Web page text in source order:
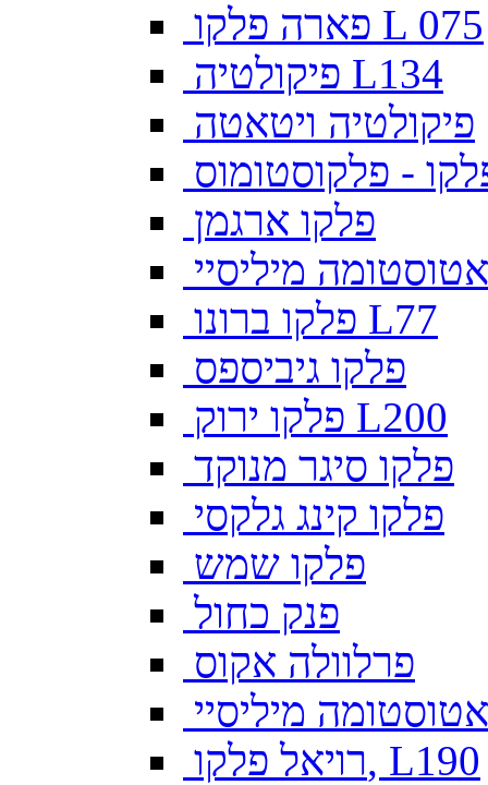
פארה פלקו L 075
פיקולטיה L134
פיקולטיה ויטאטה
- פלקוסטומוס
פלקו ארגמן
מיליסיי
פלקו ברונו L77
פלקו גיביספס
פלקו ירוק L200
פלקו סיגר מנוקד
פלקו קינג גלקסי
פלקו שמש
פנק כחול
פרלוולה אקוס
מיליסיי
רויאל פלקו, L190